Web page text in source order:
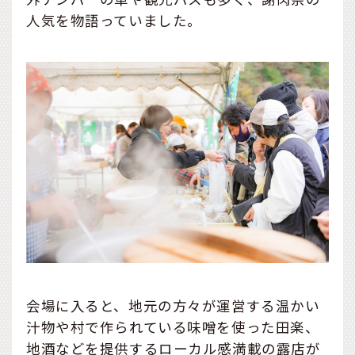
人気を物語っていました。
会場に入ると、地元の方々が運営する温かい
汁物や村で作られている味噌を使った田楽、
地酒などを提供するローカル感満載の露店が